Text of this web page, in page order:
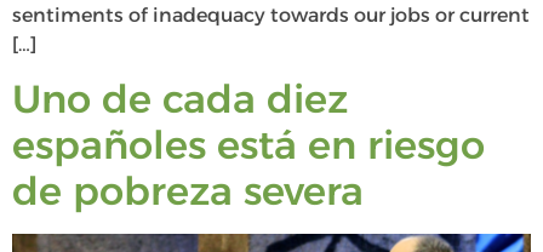
sentiments of inadequacy towards our jobs or current
[…]
Uno de cada diez
españoles está en riesgo
de pobreza severa